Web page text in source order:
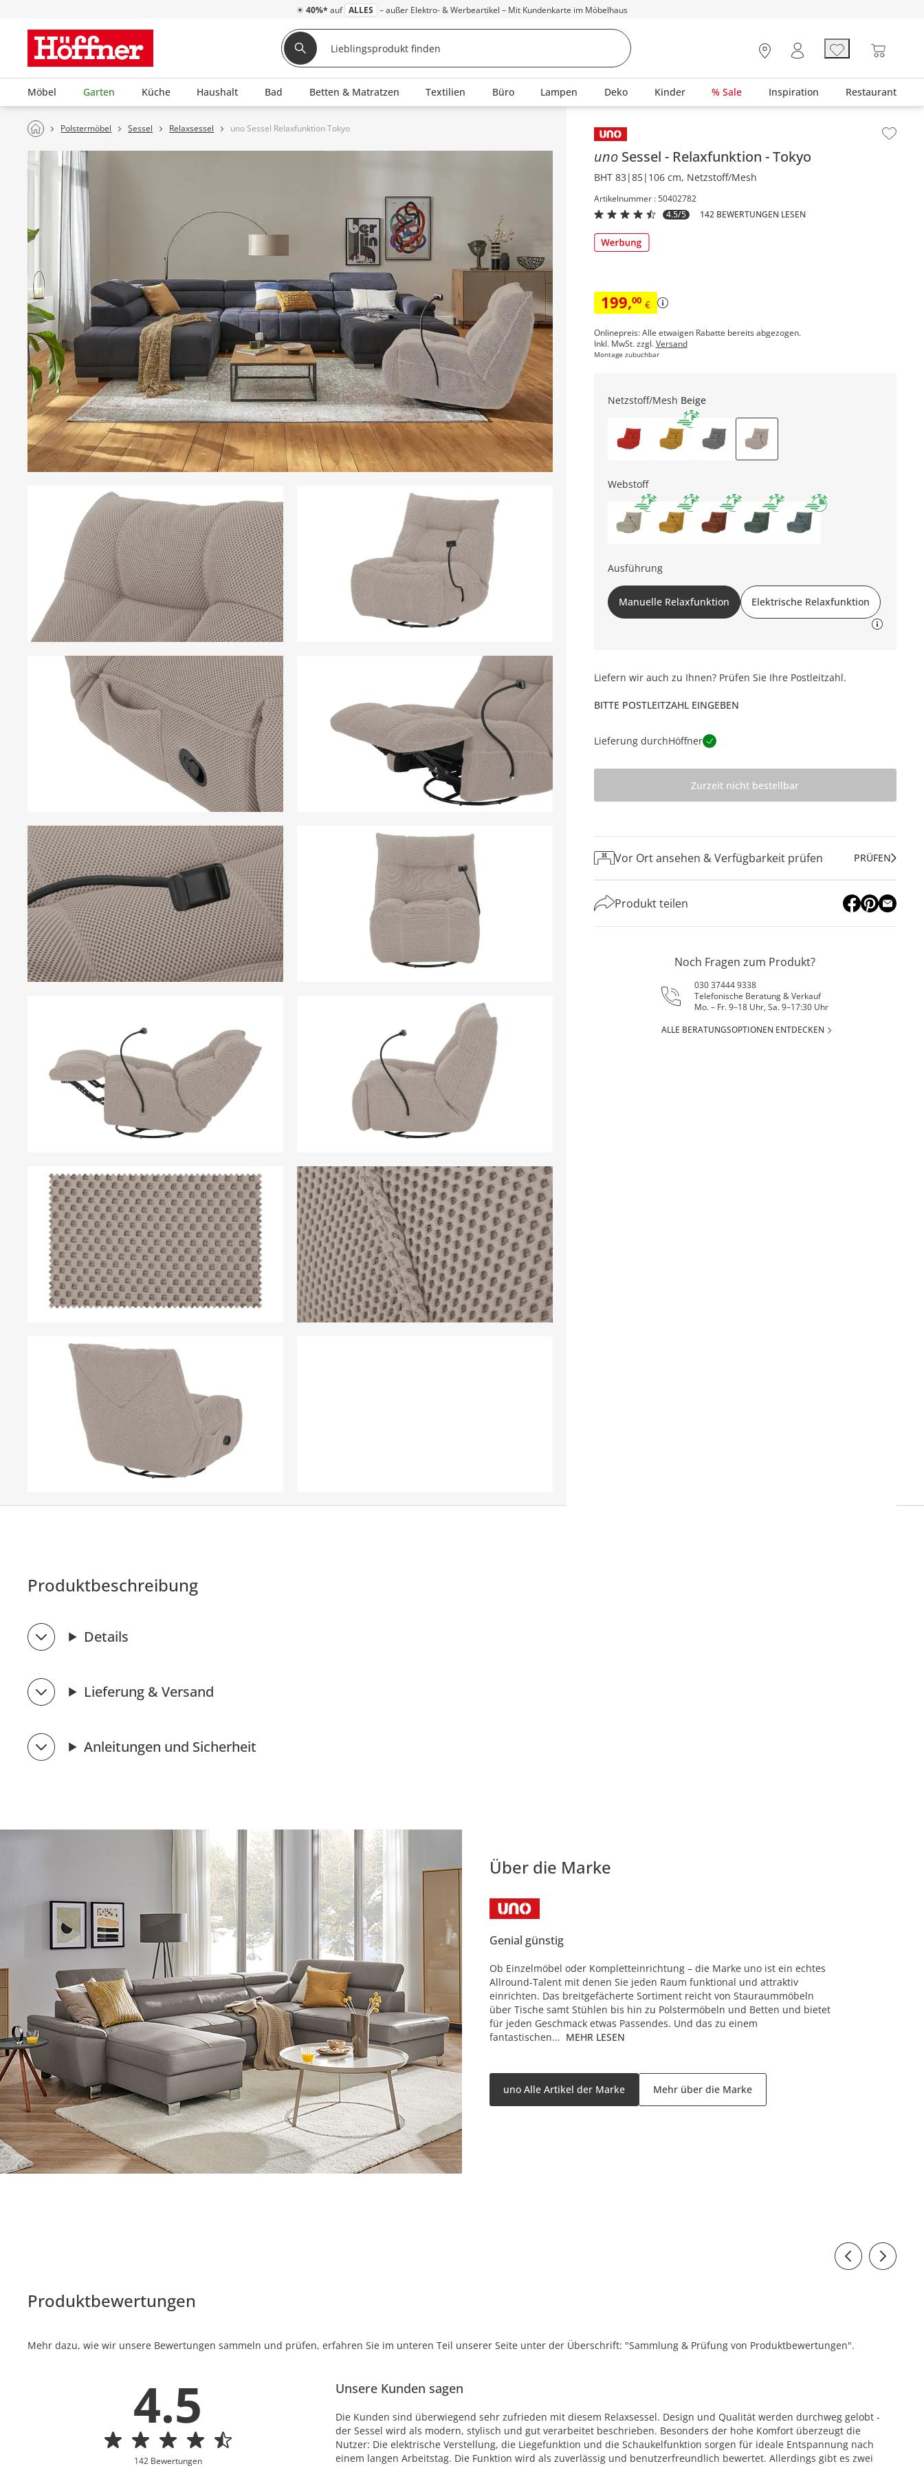
☀ 40%* auf ALLES – außer Elektro- & Werbeartikel – Mit Kundenkarte im Möbelhaus
Möbel Garten Küche Haushalt Bad Betten & Matratzen Textilien Büro Lampen Deko Kinder % Sale Inspiration Restaurant
Polstermöbel Sessel Relaxsessel uno Sessel Relaxfunktion Tokyo Inhalt der Seitenleiste überspringen - Zum Seitenende
uno Sessel Relaxfunktion Tokyo
BHT 83|85|106 cm, Netzstoff/Mesh
Artikelnummer : 50402782
4.5/5
142 BEWERTUNGEN LESEN
199,00 €
Onlinepreis: Alle etwaigen Rabatte bereits abgezogen.
Inkl. MwSt. zzgl.Versand
Montage zubuchbar
Netzstoff/Mesh Beige
Webstoff
Ausführung
Manuelle Relaxfunktion Elektrische Relaxfunktion
Liefern wir auch zu Ihnen? Prüfen Sie Ihre Postleitzahl.
BITTE POSTLEITZAHL EINGEBEN
Lieferung durchHöffner
Zurzeit nicht bestellbar
Vor Ort ansehen & Verfügbarkeit prüfen PRÜFEN
Produkt teilen
Noch Fragen zum Produkt?
030 37444 9338
Telefonische Beratung & Verkauf
Mo. – Fr. 9–18 Uhr, Sa. 9–17:30 Uhr
ALLE BERATUNGSOPTIONEN ENTDECKEN
Produktbeschreibung
Details
Lieferung & Versand
Anleitungen und Sicherheit
Über die Marke
Genial günstig
Ob Einzelmöbel oder Kompletteinrichtung – die Marke uno ist ein echtes
Allround-Talent mit denen Sie jeden Raum funktional und attraktiv
einrichten. Das breitgefächerte Sortiment reicht von Stauraummöbeln
über Tische samt Stühlen bis hin zu Polstermöbeln und Betten und bietet
für jeden Geschmack etwas Passendes. Und das zu einem
fantastischen... MEHR LESEN
uno Alle Artikel der Marke Mehr über die Marke
Produktbewertungen
Mehr dazu, wie wir unsere Bewertungen sammeln und prüfen, erfahren Sie im unteren Teil unserer Seite unter der Überschrift: "Sammlung & Prüfung von Produktbewertungen".
4.5
142 Bewertungen
Unsere Kunden sagen
Die Kunden sind überwiegend sehr zufrieden mit diesem Relaxsessel. Design und Qualität werden durchweg gelobt -
der Sessel wird als modern, stylisch und gut verarbeitet beschrieben. Besonders der hohe Komfort überzeugt die
Nutzer: Die elektrische Verstellung, die Liegefunktion und die Schaukelfunktion sorgen für ideale Entspannung nach
einem langen Arbeitstag. Die Funktion wird als zuverlässig und benutzerfreundlich bewertet. Allerdings gibt es zwei